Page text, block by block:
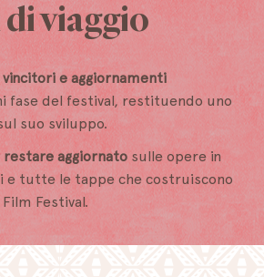
viaggio
e aggiornamenti
fase del festival, restituendo uno
suo sviluppo.
restare aggiornatosulle opere in
e tutte le tappe che costruiscono
Film Festival.